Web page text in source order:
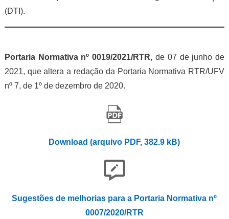
(DTI).
Portaria Normativa nº 0019/2021/RTR, de 07 de junho de
2021, que altera a redação da Portaria Normativa RTR/UFV
nº 7, de 1º de dezembro de 2020.
Download (arquivo PDF, 382.9 kB)
Sugestões de melhorias para a Portaria Normativa nº
0007/2020/RTR